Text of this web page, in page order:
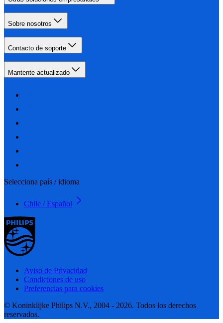
Sobre nosotros
Contacto de soporte
Mantente actualizado
Selecciona país / idioma
Chile / Español
Aviso de Privacidad
Condiciones de uso
Preferencias para cookies
© Koninklijke Philips N.V., 2004 - 2026. Todos los derechos
reservados.